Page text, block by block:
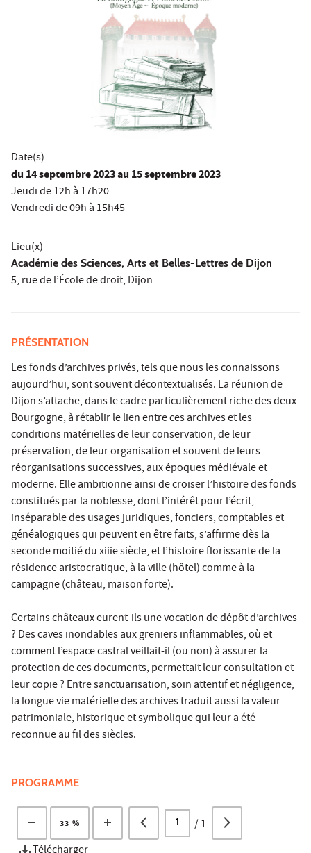
Date(s)
du 14 septembre 2023au 15 septembre 2023
Jeudi de 12h à 17h20
Vendredi de 09h à 15h45
Lieu(x)
Académie des Sciences, Arts et Belles-Lettres de Dijon
5, rue de l’École de droit, Dijon
PRÉSENTATION
Les fonds d’archives privés, tels que nous les connaissons
aujourd’hui, sont souvent décontextualisés. La réunion de
Dijon s’attache, dans le cadre particulièrement riche des deux
Bourgogne, à rétablir le lien entre ces archives et les
conditions matérielles de leur conservation, de leur
préservation, de leur organisation et souvent de leurs
réorganisations successives, aux époques médiévale et
moderne. Elle ambitionne ainsi de croiser l’histoire des fonds
constitués par la noblesse, dont l’intérêt pour l’écrit,
inséparable des usages juridiques, fonciers, comptables et
généalogiques qui peuvent en être faits, s’affirme dès la
seconde moitié du xiiie siècle, et l’histoire florissante de la
résidence aristocratique, à la ville (hôtel) comme à la
campagne (château, maison forte).
Certains châteaux eurent-ils une vocation de dépôt d’archives
? Des caves inondables aux greniers inflammables, où et
comment l’espace castral veillait-il (ou non) à assurer la
protection de ces documents, permettait leur consultation et
leur copie ? Entre sanctuarisation, soin attentif et négligence,
la longue vie matérielle des archives traduit aussi la valeur
patrimoniale, historique et symbolique qui leur a été
reconnue au fil des siècles.
PROGRAMME
33 % /1